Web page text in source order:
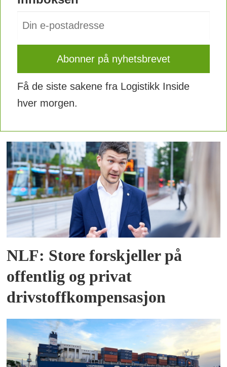
Få de siste sakene fra Logistikk Inside
hver morgen.
NLF: Store forskjeller på
offentlig og privat
drivstoffkompensasjon